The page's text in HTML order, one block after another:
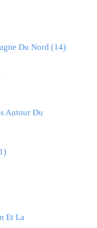
Du Nord (14)
Autour Du
Et La